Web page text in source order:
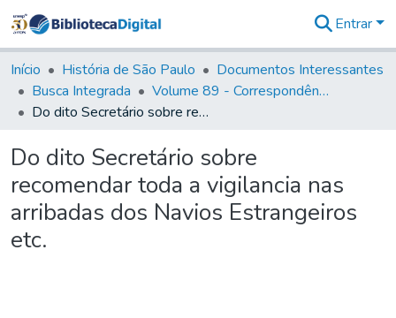
&
Coleções
Tudo na
Biblioteca
Estatísticas
Entrar
Início História de São Paulo
Documentos Interessantes
Busca Integrada
Volume 89 - Correspondência do então Governador e Capitão General de São Paulo, Antonio Manoel de Mello Castro (1797-1802)
Do dito Secretário sobre recomendar toda a vigilancia nas arribadas dos Navios Estrangeiros etc.
Do dito Secretário sobre
recomendar toda a vigilancia nas
arribadas dos Navios Estrangeiros
etc.